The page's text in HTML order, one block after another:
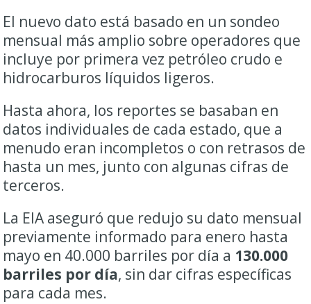
El nuevo dato está basado en un sondeo
mensual más amplio sobre operadores que
incluye por primera vez petróleo crudo e
hidrocarburos líquidos ligeros.
Hasta ahora, los reportes se basaban en
datos individuales de cada estado, que a
menudo eran incompletos o con retrasos de
hasta un mes, junto con algunas cifras de
terceros.
La EIA aseguró que redujo su dato mensual
previamente informado para enero hasta
mayo en 40.000 barriles por día a 130.000
barriles por día, sin dar cifras específicas
para cada mes.